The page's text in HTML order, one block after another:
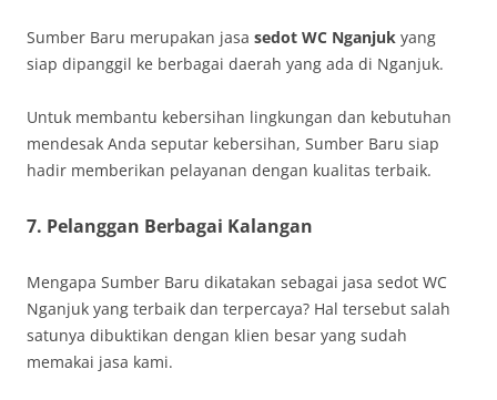
Sumber Baru merupakan jasa sedot WC Nganjuk yang
siap dipanggil ke berbagai daerah yang ada di Nganjuk.
Untuk membantu kebersihan lingkungan dan kebutuhan
mendesak Anda seputar kebersihan, Sumber Baru siap
hadir memberikan pelayanan dengan kualitas terbaik.
7. Pelanggan Berbagai Kalangan
Mengapa Sumber Baru dikatakan sebagai jasa sedot WC
Nganjuk yang terbaik dan terpercaya? Hal tersebut salah
satunya dibuktikan dengan klien besar yang sudah
memakai jasa kami.